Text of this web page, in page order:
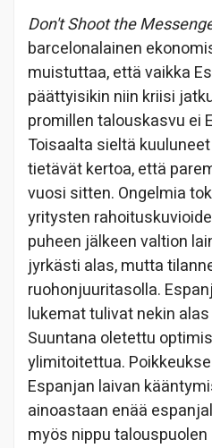
Don't Shoot the
barcelonalainen
muistuttaa, että vaikka
päättyisikin niin kriisi
promillen talouskasvu ei
Toisaalta sieltä
tietävät kertoa, että
vuosi sitten. Ongelmia
yritysten
puheen jälkeen valtion
jyrkästi alas, mutta
ruohonjuuritasolla.
lukemat tulivat nekin
Suuntana oletettu
ylimitoitettua.
Espanjan laivan
ainoastaan enää
myös nippu talouspuolen